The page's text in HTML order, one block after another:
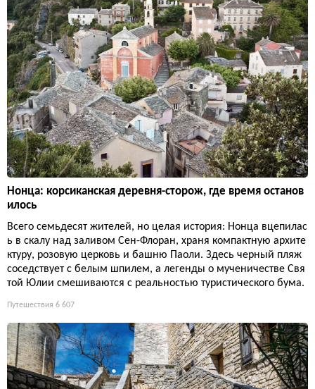
Нонца: корсиканская деревня-сторож, где время останов
илось
Всего семьдесят жителей, но целая история: Нонца вцепилас
ь в скалу над заливом Сен-Флоран, храня компактную архите
ктуру, розовую церковь и башню Паоли. Здесь черный пляж
соседствует с белым шпилем, а легенды о мученичестве Свя
той Юлии смешиваются с реальностью туристического бума.
Путешествия 6 607